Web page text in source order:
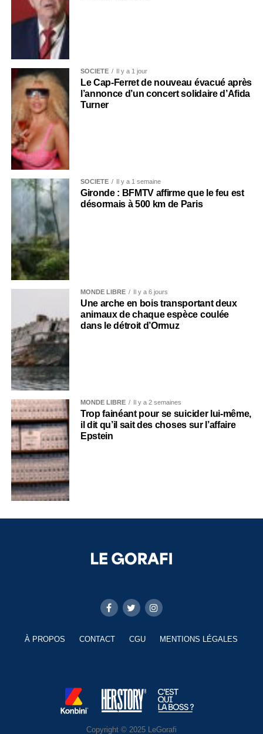
SOCIÉTÉ Il y a 1 jour
Le Cap-Ferret de nouveau évacué après
l’annonce d’un concert solidaire d’Afida
Turner
SOCIÉTÉ Il y a 1 semaine
Gironde : BFMTV affirme que le feu est
désormais à 500 km de Paris
MONDE LIBRE Il y a 6 jours
Une arche en bois transportant deux
animaux de chaque espèce coulée
dans le détroit d’Ormuz
MONDE LIBRE Il y a 2 semaines
Trop fainéant pour se suicider lui-même,
il dit qu’il sait des choses sur l’affaire
Epstein
À PROPOS CONTACT CGU MENTIONS LÉGALES
Copyright © 2025 LeGorafi